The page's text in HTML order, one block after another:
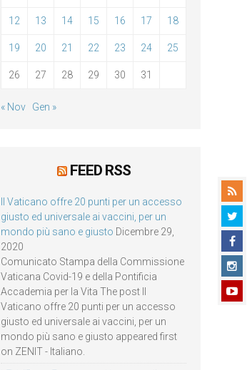
12 13 14 15 16 17 18
19 20 21 22 23 24 25
26 27 28 29 30 31
« Nov Gen »
FEED RSS
Il Vaticano offre 20 punti per un accesso
giusto ed universale ai vaccini, per un
mondo più sano e giusto Dicembre 29,
2020
Comunicato Stampa della Commissione
Vaticana Covid-19 e della Pontificia
Accademia per la Vita The post Il
Vaticano offre 20 punti per un accesso
giusto ed universale ai vaccini, per un
mondo più sano e giusto appeared first
on ZENIT - Italiano.